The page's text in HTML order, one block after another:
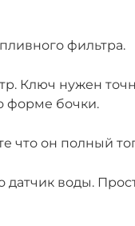
фильтра.
Ключ нужен
форме бочки.
что он полный
воды.